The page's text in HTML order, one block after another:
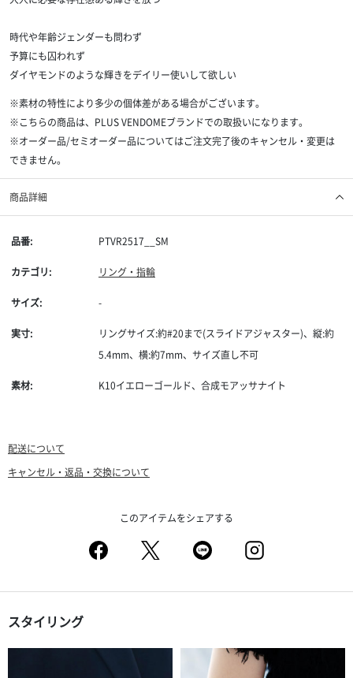
時代や年齢ジェンダーも問わず
予算にも囚われず
ダイヤモンドのような輝きをデイリー使いして欲しい
※素材の特性により多少の個体差がある場合がございます。
※こちらの商品は、PLUS VENDOMEブランドでの取扱いになります。
※オーダー品/セミオーダー品についてはご注文完了後のキャンセル・変更は
できません。
商品詳細
品番: PTVR2517__SM
カテゴリ: リング・指輪
サイズ: -
実寸:
リングサイズ:約#20まで(スライドアジャスター)、縦:約
5.4mm、横:約7mm、サイズ直し不可
素材: K10イエローゴールド、合成モアッサナイト
配送について
キャンセル・返品・交換について
このアイテムをシェアする
スタイリング